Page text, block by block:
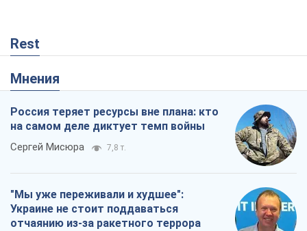
Rest
Мнения
Россия теряет ресурсы вне плана: кто
на самом деле диктует темп войны
Сергей Мисюра 7,8 т.
"Мы уже переживали и худшее":
Украине не стоит поддаваться
отчаянию из-за ракетного террора